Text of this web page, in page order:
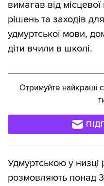
вимагав від
рішень та заходів
удмуртської мови,
діти вчили в школі.
Отримуйте найкращі
Удмуртською у низці
розмовляють понад